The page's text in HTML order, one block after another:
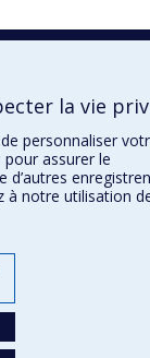
la vie
personnaliser
assurer le
à notre utilisation